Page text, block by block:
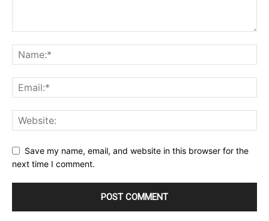
Save my name, email, and website in this browser for the
next time I comment.